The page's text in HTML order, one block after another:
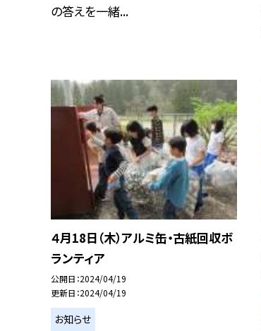
の答えを一緒...
４月18日（木）アルミ缶・古紙回収ボ
ランティア
公開日 2024/04/19
更新日 2024/04/19
お知らせ